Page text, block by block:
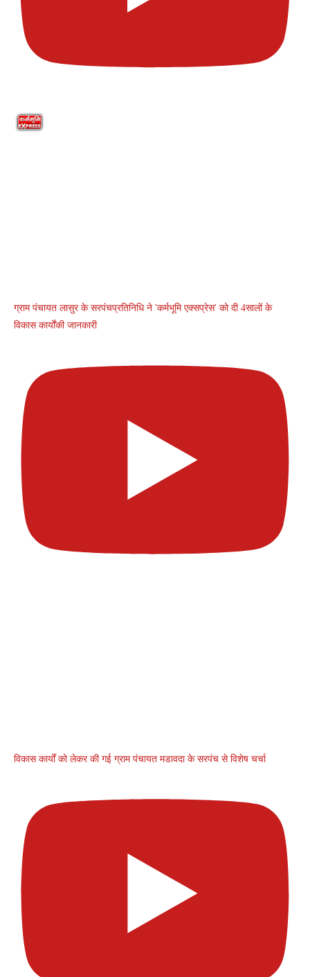
ग्राम पंचायत लासुर के सरपंचप्रतिनिधि ने 'कर्मभूमि एक्सप्रेस' को दी 4सालों के
विकास कार्योंकी जानकारी
विकास कार्यों को लेकर की गई ग्राम पंचायत मडावदा के सरपंच से विशेष चर्चा